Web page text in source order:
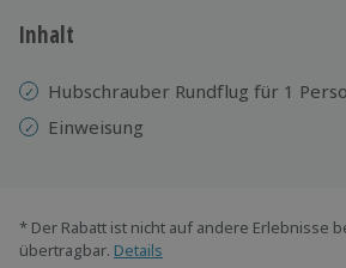
Inhalt
Hubschrauber Rundflug für 1
Einweisung
* Der Rabatt ist nicht auf andere Erlebnisse
übertragbar. Details